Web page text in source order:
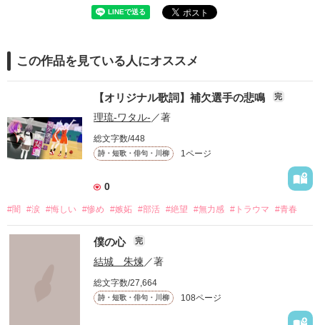
この作品を見ている人にオススメ
【オリジナル歌詞】補欠選手の悲鳴 完
理琉-ワタル- ／著
総文字数/448
詩・短歌・俳句・川柳 1ページ
0
#闇 #涙 #悔しい #惨め #嫉妬 #部活 #絶望 #無力感 #トラウマ #青春
僕の心 完
結城 朱煉／著
総文字数/27,664
詩・短歌・俳句・川柳 108ページ